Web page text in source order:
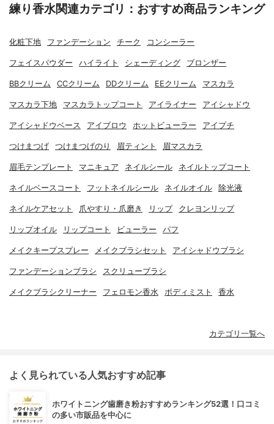
練り香水関連カテゴリ：おすすめ商品ランキング
化粧下地 ファンデーション チーク コンシーラー
フェイスパウダー ハイライト シェーディング ブロンザー
BBクリーム CCクリーム DDクリーム EEクリーム マスカラ
マスカラ下地 マスカラトップコート アイライナー アイシャドウ
アイシャドウベース アイブロウ ホットビューラー アイプチ
つけまつげ つけまつげのり 眉ティント 眉マスカラ
眉毛テンプレート マニキュア ネイルシール ネイルトップコート
ネイルベースコート フットネイルシール ネイルオイル 除光液
ネイルケアセット 爪やすり・爪磨き リップ クレヨンリップ
リップオイル リップコート ビューラー パフ
メイクキープスプレー メイクブラシセット アイシャドウブラシ
ファンデーションブラシ スクリューブラシ
メイクブラシクリーナー フェロモン香水 ボディミスト 香水
カテゴリ一覧へ
よく見られている人気おすすめ記事
ホワイトニング歯磨き粉おすすめランキング52選！口コミ
の多い市販品を中心に